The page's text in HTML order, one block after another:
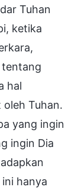
Tuhan
ketika
tentang
hal
Tuhan.
yang ingin
ingin Dia
hanya